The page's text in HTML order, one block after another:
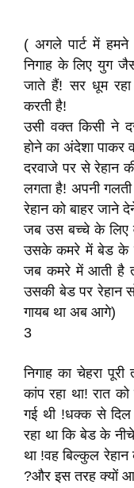
( अगले पार्ट में
निगाह के लिए युग
जाते हैं! सर धूम
करती है!
उसी वक्त किसी ने
होने का अंदेशा पाकर
दरवाजे पर से रेहान
लगता है! अपनी
रेहान को बाहर जाने
जब उस बच्चे के लिए
उसके कमरे में बेड के
जब कमरे में आती है
उसकी बेड पर रेहान
गायब था अब आगे)
3
निगाह का चेहरा
कांप रहा था! रात
गई थी !धक्क से दिल
रहा था कि बेड के
था !वह बिल्कुल
?और इस तरह क्यों